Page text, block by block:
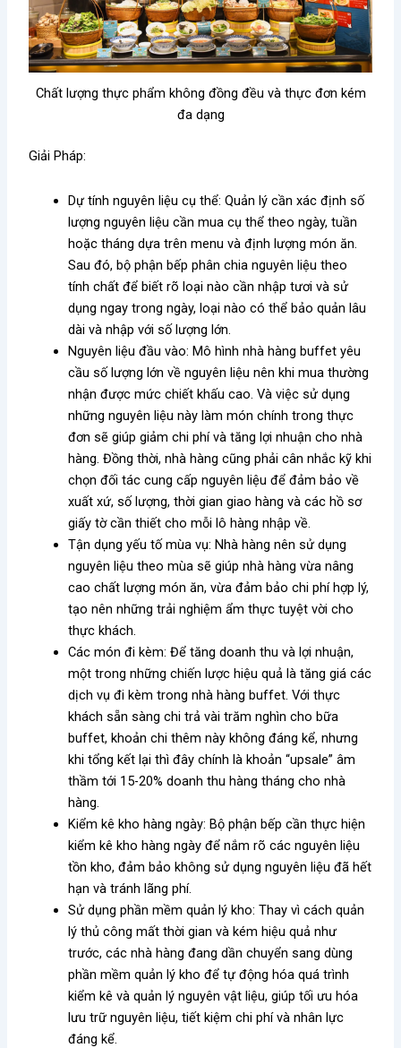
Chất lượng thực phẩm không đồng đều và thực đơn kém
đa dạng
Giải Pháp:
Dự tính nguyên liệu cụ thể: Quản lý cần xác định số
lượng nguyên liệu cần mua cụ thể theo ngày, tuần
hoặc tháng dựa trên menu và định lượng món ăn.
Sau đó, bộ phận bếp phân chia nguyên liệu theo
tính chất để biết rõ loại nào cần nhập tươi và sử
dụng ngay trong ngày, loại nào có thể bảo quản lâu
dài và nhập với số lượng lớn.
Nguyên liệu đầu vào: Mô hình nhà hàng buffet yêu
cầu số lượng lớn về nguyên liệu nên khi mua thường
nhận được mức chiết khấu cao. Và việc sử dụng
những nguyên liệu này làm món chính trong thực
đơn sẽ giúp giảm chi phí và tăng lợi nhuận cho nhà
hàng. Đồng thời, nhà hàng cũng phải cân nhắc kỹ khi
chọn đối tác cung cấp nguyên liệu để đảm bảo về
xuất xứ, số lượng, thời gian giao hàng và các hồ sơ
giấy tờ cần thiết cho mỗi lô hàng nhập về.
Tận dụng yếu tố mùa vụ: Nhà hàng nên sử dụng
nguyên liệu theo mùa sẽ giúp nhà hàng vừa nâng
cao chất lượng món ăn, vừa đảm bảo chi phí hợp lý,
tạo nên những trải nghiệm ẩm thực tuyệt vời cho
thực khách.
Các món đi kèm: Để tăng doanh thu và lợi nhuận,
một trong những chiến lược hiệu quả là tăng giá các
dịch vụ đi kèm trong nhà hàng buffet. Với thực
khách sẵn sàng chi trả vài trăm nghìn cho bữa
buffet, khoản chi thêm này không đáng kể, nhưng
khi tổng kết lại thì đây chính là khoản “upsale” âm
thầm tới 15-20% doanh thu hàng tháng cho nhà
hàng.
Kiểm kê kho hàng ngày: Bộ phận bếp cần thực hiện
kiểm kê kho hàng ngày để nắm rõ các nguyên liệu
tồn kho, đảm bảo không sử dụng nguyên liệu đã hết
hạn và tránh lãng phí.
Sử dụng phần mềm quản lý kho: Thay vì cách quản
lý thủ công mất thời gian và kém hiệu quả như
trước, các nhà hàng đang dần chuyển sang dùng
phần mềm quản lý kho để tự động hóa quá trình
kiểm kê và quản lý nguyên vật liệu, giúp tối ưu hóa
lưu trữ nguyên liệu, tiết kiệm chi phí và nhân lực
đáng kể.